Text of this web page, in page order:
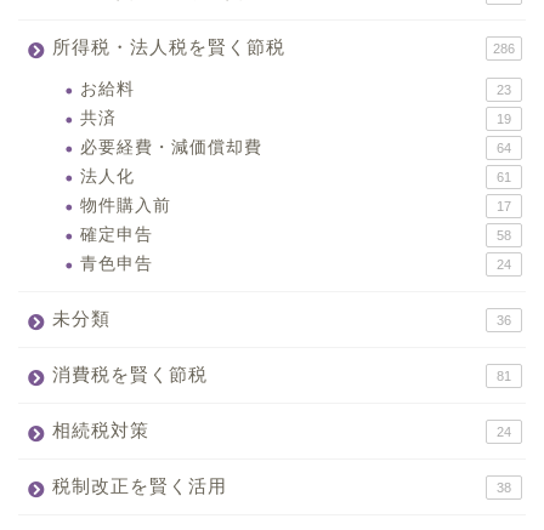
所得税・法人税を賢く節税 286
お給料 23
共済 19
必要経費・減価償却費 64
法人化 61
物件購入前 17
確定申告 58
青色申告 24
未分類 36
消費税を賢く節税 81
相続税対策 24
税制改正を賢く活用 38